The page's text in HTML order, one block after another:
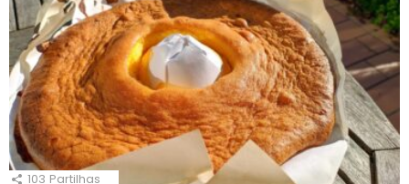
103 Partilhas